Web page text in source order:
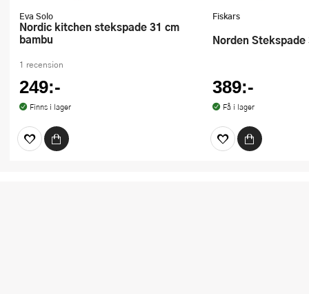
Eva Solo
Nordic kitchen stekspade 31 cm
bambu
1 recension
249:-
Finns i lager
Fiskars
Norden
389:-
Få i lager